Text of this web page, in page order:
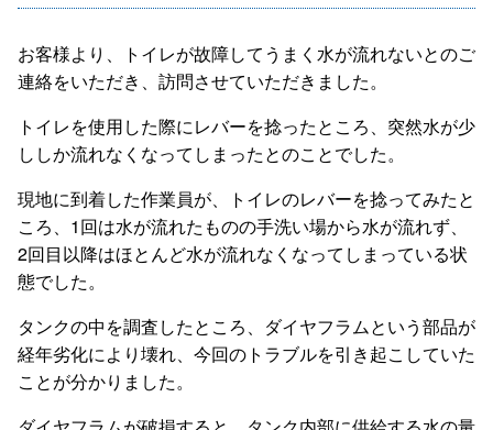
お客様より、トイレが故障してうまく水が流れないとのご
連絡をいただき、訪問させていただきました。
トイレを使用した際にレバーを捻ったところ、突然水が少
ししか流れなくなってしまったとのことでした。
現地に到着した作業員が、トイレのレバーを捻ってみたと
ころ、1回は水が流れたものの手洗い場から水が流れず、
2回目以降はほとんど水が流れなくなってしまっている状
態でした。
タンクの中を調査したところ、ダイヤフラムという部品が
経年劣化により壊れ、今回のトラブルを引き起こしていた
ことが分かりました。